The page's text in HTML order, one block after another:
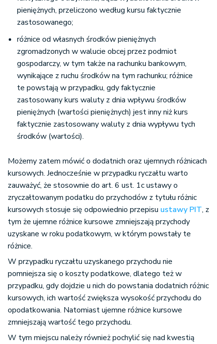
pieniężnych, przeliczono według kursu faktycznie
zastosowanego;
różnice od własnych środków pieniężnych
zgromadzonych w walucie obcej przez podmiot
gospodarczy, w tym także na rachunku bankowym,
wynikające z ruchu środków na tym rachunku; różnice
te powstają w przypadku, gdy faktycznie
zastosowany kurs waluty z dnia wpływu środków
pieniężnych (wartości pieniężnych) jest inny niż kurs
faktycznie zastosowany waluty z dnia wypływu tych
środków (wartości).
Możemy zatem mówić o dodatnich oraz ujemnych różnicach
kursowych. Jednocześnie w przypadku ryczałtu warto
zauważyć, że stosownie do art. 6 ust. 1c ustawy o
zryczałtowanym podatku do przychodów z tytułu różnic
kursowych stosuje się odpowiednio przepisu ustawy PIT, z
tym że ujemne różnice kursowe zmniejszają przychody
uzyskane w roku podatkowym, w którym powstały te
różnice.
W przypadku ryczałtu uzyskanego przychodu nie
pomniejsza się o koszty podatkowe, dlatego też w
przypadku, gdy dojdzie u nich do powstania dodatnich różnic
kursowych, ich wartość zwiększa wysokość przychodu do
opodatkowania. Natomiast ujemne różnice kursowe
zmniejszają wartość tego przychodu.
W tym miejscu należy również pochylić się nad kwestią